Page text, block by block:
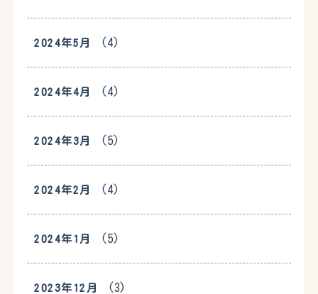
2024年5月 (4)
2024年4月 (4)
2024年3月 (5)
2024年2月 (4)
2024年1月 (5)
2023年12月 (3)